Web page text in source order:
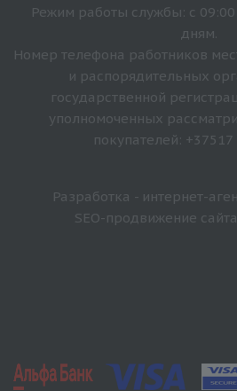
Режим работы службы: с
дням.
Номер телефона работников
и распорядительных
государственной
уполномоченных
покупателей: +37517
Разработка - интернет-
SEO-продвижение